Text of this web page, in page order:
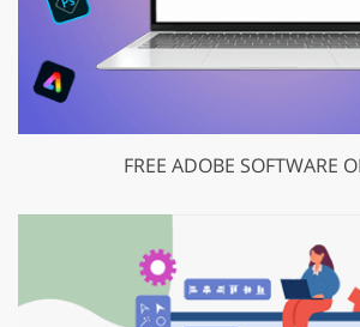
FREE ADOBE SOFTWARE